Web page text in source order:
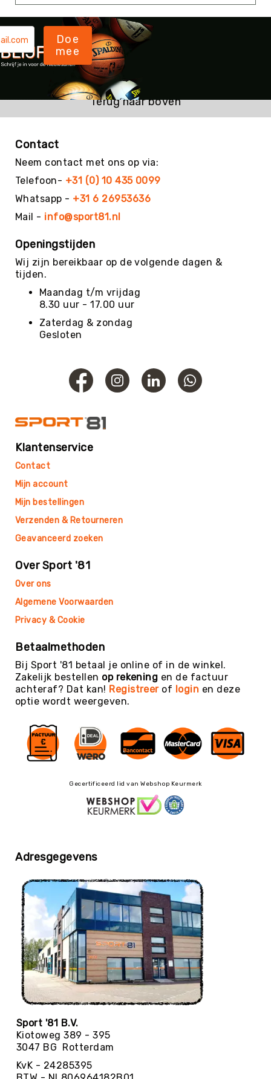
Kin-
Ball
Omnikin®
Klimmen
Korfbal
Knotshockey
Lacrosse
Oriëntatie
Padel
Pickleball
Pilates
Poull
Ball
Roundnet
Rugby
Scouting/Outdoor
Slacklinen
Skate
Speedbadminton
Spikeball
Steppen
Tafeltennis
Tchoukbal
Ballen
Teambuilding
Tennis
/
Gymnastiek
Vechtsport
&
Zelfverdediging
Volleybal
Waterpolo
&
Yogamatten
Yoga
KinderYoga
Meditatiekussens
Yoga
Pakketten
Yogamat
reiniging
Zaalvoetbal
Zaalvoetballen
Zwemmen
BALLEN
Sportballen
American
Doe
mee
Terug naar boven
Contact
Neem contact met ons op via:
Telefoon- +31 (0) 10 435 0099
Whatsapp - +31 6 26953636
Mail - info@sport81.nl
Openingstijden
Wij zijn bereikbaar op de volgende dagen &
tijden.
Maandag t/m vrijdag
8.30 uur - 17.00 uur
Zaterdag & zondag
Gesloten
Klantenservice
Contact
Mijn account
Mijn bestellingen
Verzenden & Retourneren
Geavanceerd zoeken
Over Sport '81
Over ons
Algemene Voorwaarden
Privacy & Cookie
Betaalmethoden
Bij Sport '81 betaal je online of in de winkel.
Zakelijk bestellen op rekening en de factuur
achteraf? Dat kan! Registreerof login en deze
optie wordt weergeven.
Gecertificeerd lid van Webshop Keurmerk
Adresgegevens
Sport '81 B.V.
Kiotoweg 389 - 395
3047 BG Rotterdam
KvK - 24285395